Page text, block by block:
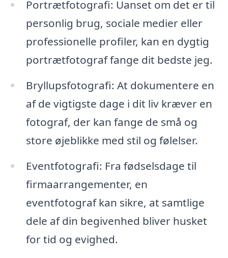
Portrætfotografi: Uanset om det er til
personlig brug, sociale medier eller
professionelle profiler, kan en dygtig
portrætfotograf fange dit bedste jeg.
Bryllupsfotografi: At dokumentere en
af de vigtigste dage i dit liv kræver en
fotograf, der kan fange de små og
store øjeblikke med stil og følelser.
Eventfotografi: Fra fødselsdage til
firmaarrangementer, en
eventfotograf kan sikre, at samtlige
dele af din begivenhed bliver husket
for tid og evighed.